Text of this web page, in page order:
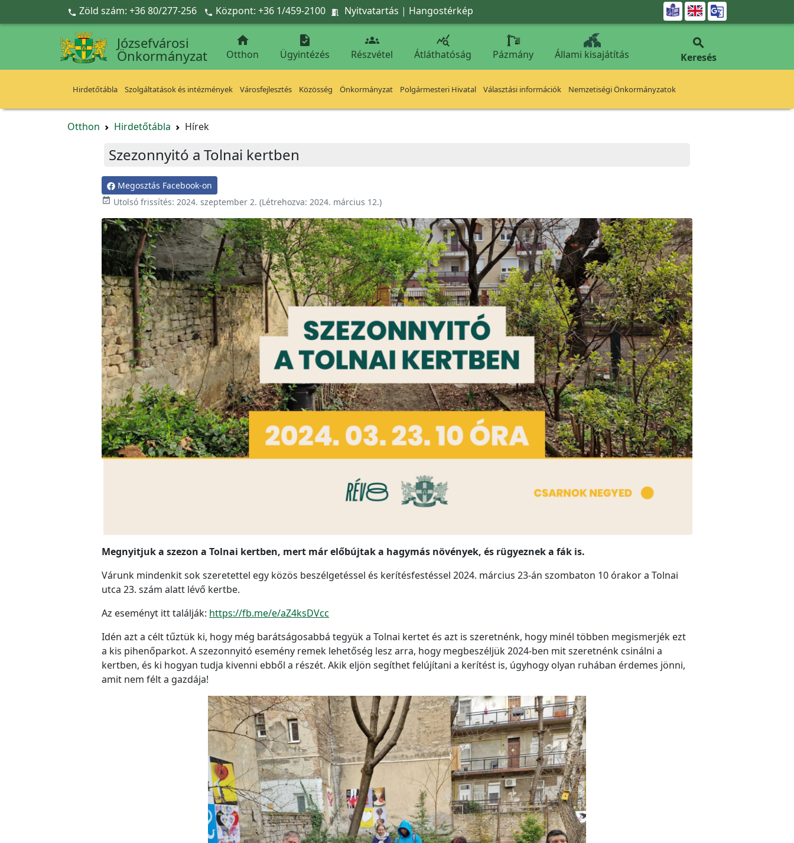
Ugrás a fő tartalomra
 Zöld szám: +36 80/277-256  Központ: +36 1/459-2100  Nyitvatartás | Hangostérkép 
Józsefvárosi
Önkormányzat

Otthon

Ügyintézés

Részvétel

Átláthatóság Pázmány Állami kisajátítás

Keresés
Hirdetőtábla Szolgáltatások és intézmények Városfejlesztés Közösség Önkormányzat Polgármesteri Hivatal Választási információk Nemzetiségi Önkormányzatok
Otthon Hirdetőtábla Hírek
Szezonnyitó a Tolnai kertben
Megosztás Facebook-on
 Utolsó frissítés: 2024. szeptember 2. (Létrehozva: 2024. március 12.)
Megnyitjuk a szezon a Tolnai kertben, mert már előbújtak a hagymás növények, és rügyeznek a fák is.
Várunk mindenkit sok szeretettel egy közös beszélgetéssel és kerítésfestéssel 2024. március 23-án szombaton 10 órakor a Tolnai
utca 23. szám alatt lévő kertbe.
Az eseményt itt találják: https://fb.me/e/aZ4ksDVcc
Idén azt a célt tűztük ki, hogy még barátságosabbá tegyük a Tolnai kertet és azt is szeretnénk, hogy minél többen megismerjék ezt
a kis pihenőparkot. A szezonnyitó esemény remek lehetőség lesz arra, hogy megbeszéljük 2024-ben mit szeretnénk csinálni a
kertben, és ki hogyan tudja kivenni ebből a részét. Akik eljön segíthet felújítani a kerítést is, úgyhogy olyan ruhában érdemes jönni,
amit nem félt a gazdája!